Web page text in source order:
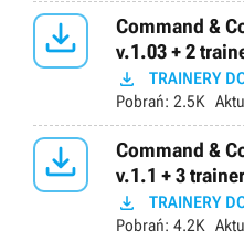

Command &
v.1.03 + 2
 TRAINERY
Pobrań: 2.5K

Command &
v.1.1 + 3 trainer
 TRAINERY
Pobrań: 4.2K